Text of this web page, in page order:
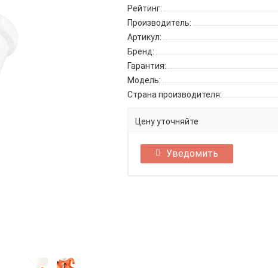
Рейтинг:
Производитель:
Артикул:
Бренд:
Гарантия:
Модель:
Страна производителя:
Цену уточняйте
Уведомить